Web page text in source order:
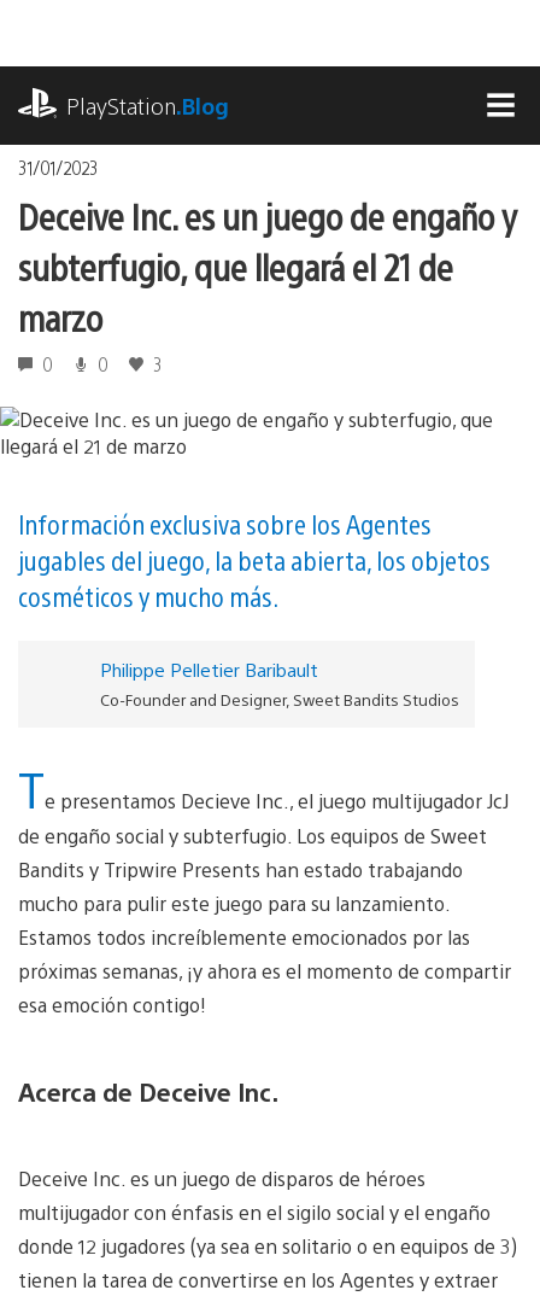
contenido
PlayStation.Blog
31/01/2023
Deceive Inc. es un juego de engaño y
subterfugio, que llegará el 21 de
marzo
0 0 3
Información exclusiva sobre los Agentes
jugables del juego, la beta abierta, los objetos
cosméticos y mucho más.
Philippe Pelletier Baribault
Co-Founder and Designer, Sweet Bandits Studios
Te presentamos Decieve Inc., el juego multijugador JcJ
de engaño social y subterfugio. Los equipos de Sweet
Bandits y Tripwire Presents han estado trabajando
mucho para pulir este juego para su lanzamiento.
Estamos todos increíblemente emocionados por las
próximas semanas, ¡y ahora es el momento de compartir
esa emoción contigo!
Acerca de Deceive Inc.
Deceive Inc. es un juego de disparos de héroes
multijugador con énfasis en el sigilo social y el engaño
donde 12 jugadores (ya sea en solitario o en equipos de 3)
tienen la tarea de convertirse en los Agentes y extraer